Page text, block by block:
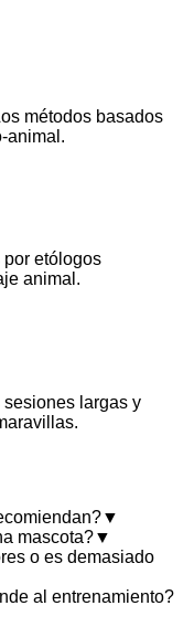
métodos basados
animal.
por etólogos
animal.
sesiones largas y
▼
mascota?▼
o es demasiado
al entrenamiento?